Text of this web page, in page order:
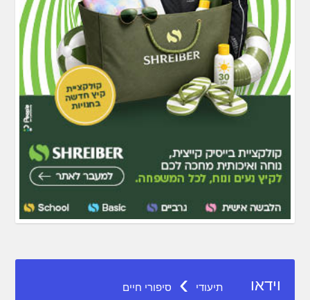
וידאו תיעודי › סיפורי חיים